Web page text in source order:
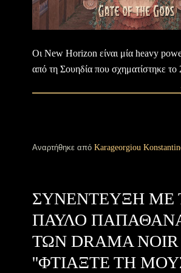
Οι New Horizon είναι μία heavy
από τη Σουηδία που σχηματίστηκε το
Αναρτήθηκε από Karageorgiou
ΣΥΝΕΝΤΕΥΞΗ ME
ΠΑΥΛΟ
ΤΩΝ DRAMA
''ΦΤΙΑΞΤΕ ΤΗ